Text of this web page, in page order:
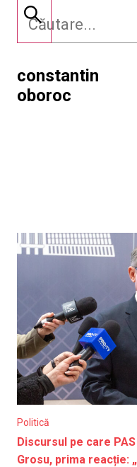
constantin
oboroc
Politică
Discursul pe care
Grosu, prima reacție: